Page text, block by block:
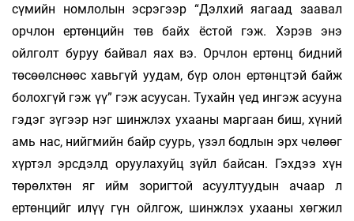
сүмийн номлолын эсрэгээр “Дэлхий яагаад заавал
орчлон ертөнцийн төв байх ёстой гэж. Хэрэв энэ
ойлголт буруу байвал яах вэ. Орчлон ертөнц бидний
төсөөлснөөс хавьгүй уудам, бүр олон ертөнцтэй байж
болохгүй гэж үү” гэж асуусан. Тухайн үед ингэж асууна
гэдэг зүгээр нэг шинжлэх ухааны маргаан биш, хүний
амь нас, нийгмийн байр суурь, үзэл бодлын эрх чөлөөг
хүртэл эрсдэлд оруулахуйц зүйл байсан. Гэхдээ хүн
төрөлхтөн яг ийм зоригтой асуултуудын ачаар л
ертөнцийг илүү гүн ойлгож, шинжлэх ухааны хөгжил